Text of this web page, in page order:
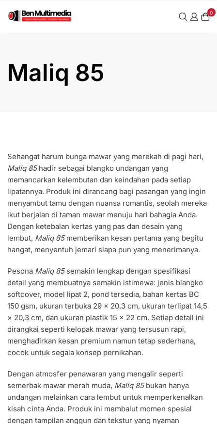
0
Maliq 85
Sehangat harum bunga mawar yang merekah di pagi hari,
Maliq 85hadir sebagai blangko undangan yang
memancarkan kelembutan dan keindahan pada setiap
lipatannya. Produk ini dirancang bagi pasangan yang ingin
menyambut tamu dengan nuansa romantis, seolah mereka
ikut berjalan di taman mawar menuju hari bahagia Anda.
Dengan ketebalan kertas yang pas dan desain yang
lembut, Maliq 85memberikan kesan pertama yang begitu
hangat, menyentuh jemari siapa pun yang menerimanya.
Pesona Maliq 85semakin lengkap dengan spesifikasi
detail yang membuatnya semakin istimewa: jenis blangko
softcover, model lipat 2, pond tersedia, bahan kertas BC
150 gsm, ukuran terbuka 29 × 20,3 cm, ukuran terlipat 14,5
× 20,3 cm, dan ukuran plastik 15 × 22 cm. Setiap detail ini
dirangkai seperti kelopak mawar yang tersusun rapi,
menghadirkan kesan premium namun tetap sederhana,
cocok untuk segala konsep pernikahan.
Dengan atmosfer penawaran yang mengalir seperti
semerbak mawar merah muda, Maliq 85bukan hanya
undangan melainkan cara lembut untuk memperkenalkan
kisah cinta Anda. Produk ini membalut momen spesial
dengan tampilan anggun dan tekstur yang nyaman